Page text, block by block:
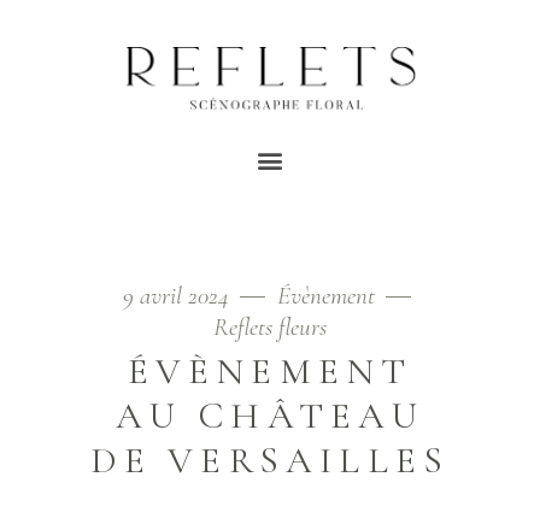
9 avril 2024
Évènement
Reflets fleurs
ÉVÈNEMENT
AU CHÂTEAU
DE VERSAILLES